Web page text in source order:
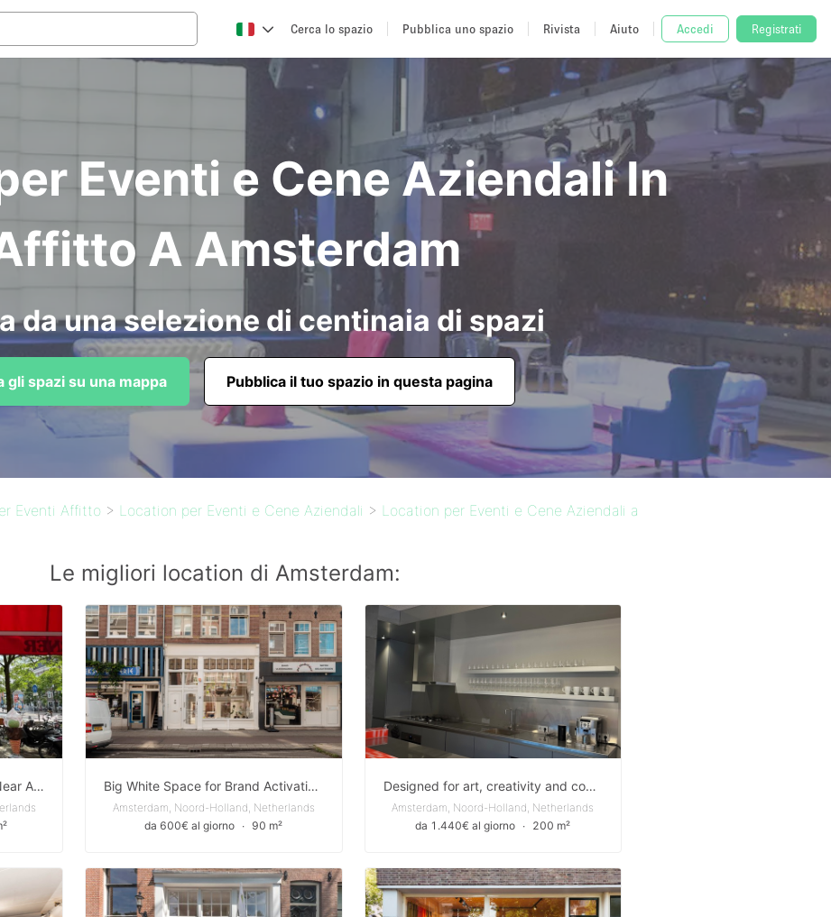
Cerca lo spazio Pubblica uno spazio Rivista Aiuto Accedi Registrati
Eventi e Cene Aziendali In
A Amsterdam
da una selezione di centinaia di spazi
gli spazi su una mappa Pubblica il tuo spazio in questa pagina
Eventi Affitto > Location per Eventi e Cene Aziendali > Location per Eventi e Cene Aziendali a
Le migliori location di Amsterdam:
High-Visibility Pop-Up Store Near Amsterdam City Center | 124 m² Big White Space for Brand Activations
Amsterdam, Noord-Holland, Netherlands
da 600€ al giorno ∙ 90 m²
Designed for art, creativity and connection, overlooking Amsterdam’s most iconic canal, the Prinsengracht.
Amsterdam, Noord-Holland, Netherlands
da 1.440€ al giorno ∙ 200 m²